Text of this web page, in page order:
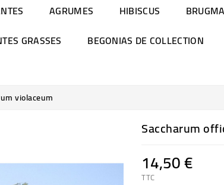
AGRUMES HIBISCUS
GRASSES BEGONIAS DE COLLECTION
violaceum
Saccharum
14,50 €
TTC